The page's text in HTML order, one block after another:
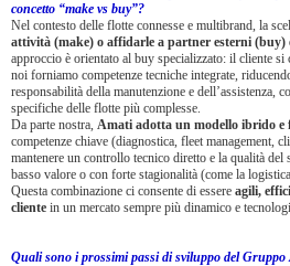
concetto “make vs buy”?
Nel contesto delle flotte connesse e multibrand, la
attività (make) o affidarle a partner esterni (buy)
approccio è orientato al buy specializzato: il cliente
noi forniamo competenze tecniche integrate,
responsabilità della manutenzione e dell’assistenza,
specifiche delle flotte più complesse.
Da parte nostra, Amati adotta un modello ibrido e
competenze chiave (diagnostica, fleet management,
mantenere un controllo tecnico diretto e la qualità del
basso valore o con forte stagionalità (come la
Questa combinazione ci consente di essere agili,
cliente in un mercato sempre più dinamico e
Quali sono i prossimi passi di sviluppo del Gruppo